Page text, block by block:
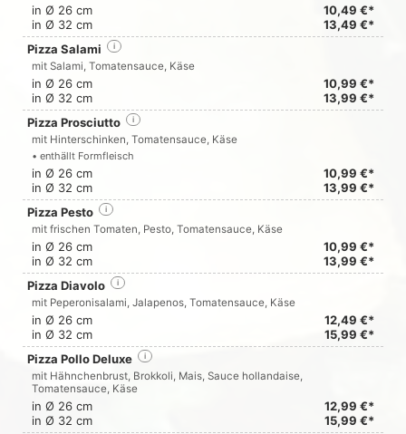
in Ø 26 cm
10,49 €*
in Ø 32 cm
13,49 €*
Pizza Salami
i
mit Salami, Tomatensauce, Käse
in Ø 26 cm
10,99 €*
in Ø 32 cm
13,99 €*
Pizza Prosciutto
i
mit Hinterschinken, Tomatensauce, Käse
• enthällt Formfleisch
in Ø 26 cm
10,99 €*
in Ø 32 cm
13,99 €*
Pizza Pesto
i
mit frischen Tomaten, Pesto, Tomatensauce, Käse
in Ø 26 cm
10,99 €*
in Ø 32 cm
13,99 €*
Pizza Diavolo
i
mit Peperonisalami, Jalapenos, Tomatensauce, Käse
in Ø 26 cm
12,49 €*
in Ø 32 cm
15,99 €*
Pizza Pollo Deluxe
i
mit Hähnchenbrust, Brokkoli, Mais, Sauce hollandaise,
Tomatensauce, Käse
in Ø 26 cm
12,99 €*
in Ø 32 cm
15,99 €*